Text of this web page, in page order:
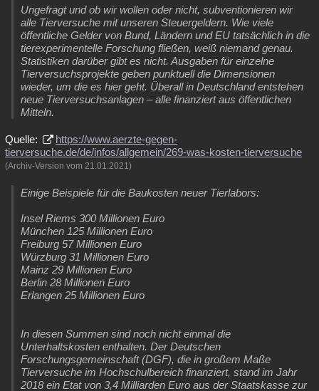
Ungefragt und ob wir wollen oder nicht, subventionieren wir
alle Tierversuche mit unseren Steuergeldern. Wie viele
öffentliche Gelder von Bund, Ländern und EU tatsächlich in die
tierexperimentelle Forschung fließen, weiß niemand genau.
Statistiken darüber gibt es nicht. Ausgaben für einzelne
Tierversuchsprojekte geben punktuell die Dimensionen
wieder, um die es hier geht. Überall in Deutschland entstehen
neue Tierversuchsanlagen – alle finanziert aus öffentlichen
Mitteln.
Quelle:
https://www.aerzte-gegen-
tierversuche.de/de/infos/allgemein/269-was-kosten-tierversuche
(Archiv-Version vom 21.01.2021)
Einige Beispiele für die Baukosten neuer Tierlabors:
Insel Riems 300 Millionen Euro
München 125 Millionen Euro
Freiburg 57 Millionen Euro
Würzburg 31 Millionen Euro
Mainz 29 Millionen Euro
Berlin 28 Millionen Euro
Erlangen 25 Millionen Euro
In diesen Summen sind noch nicht einmal die
Unterhaltskosten enthalten. Der Deutschen
Forschungsgemeinschaft (DGF), die in großem Maße
Tierversuche im Hochschulbereich finanziert, stand im Jahr
2018 ein Etat von 3,4 Milliarden Euro aus der Staatskasse zur